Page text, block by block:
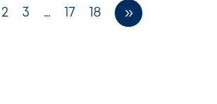
2 3 … 17 18 »